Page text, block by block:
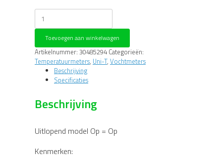
Uni-
Trend
UT332
Digitale
Thermo/Hygrometer,
-20
60°C,
100%RH
Logging
Toevoegen aan winkelwagen
Artikelnummer: 30485294 Categorieën:
Temperatuurmeters, Uni-T, Vochtmeters
Beschrijving
Specificaties
Beschrijving
Uitlopend model Op = Op
Kenmerken: